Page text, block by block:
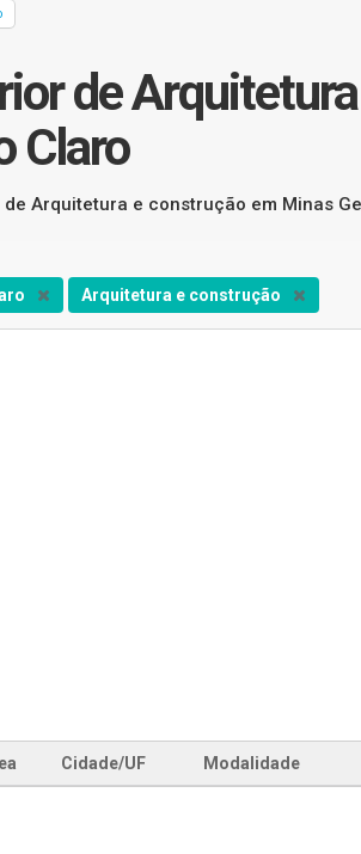
de
Claro
Arquitetura e construção em Minas
Arquitetura e construção
Cidade/UF Modalidade